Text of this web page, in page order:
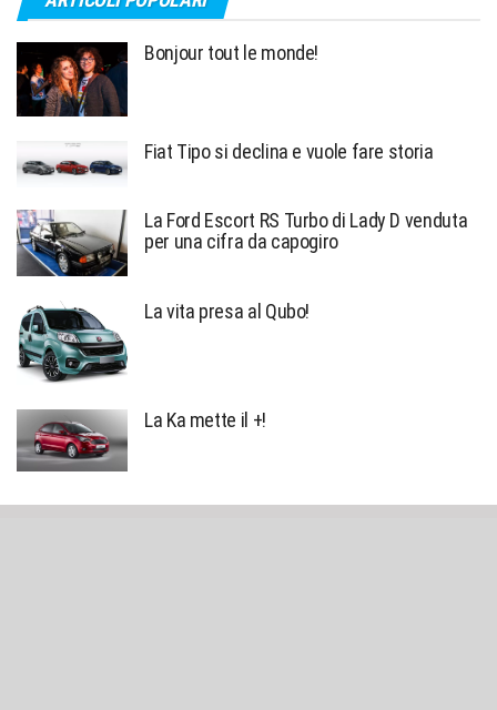
Bonjour tout le monde!
Fiat Tipo si declina e vuole fare storia
La Ford Escort RS Turbo di Lady D venduta
per una cifra da capogiro
La vita presa al Qubo!
La Ka mette il +!